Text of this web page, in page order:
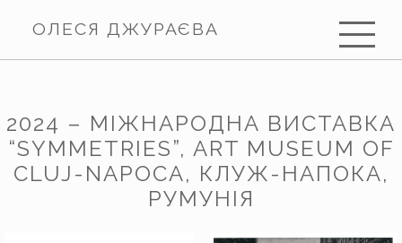
ОЛЕСЯ ДЖУРАЄВА
2024 – МІЖНАРОДНА ВИСТАВКА
“SYMMETRIES”, ART MUSEUM OF
CLUJ-NAPOCA, КЛУЖ-НАПОКА,
РУМУНІЯ